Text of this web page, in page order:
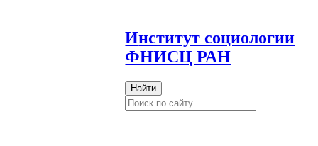
Институт социологии
ФНИСЦ РАН
Найти